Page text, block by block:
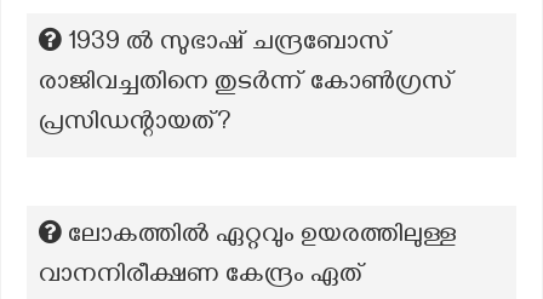
1939 ൽ സുഭാഷ് ചന്ദ്രബോസ്
രാജിവച്ചതിനെ തുടർന്ന് കോൺഗ്രസ്
പ്രസിഡന്റായത്?
ലോകത്തിൽ ഏറ്റവും ഉയരത്തിലുള്ള
വാനനിരീക്ഷണ കേന്ദ്രം ഏത്